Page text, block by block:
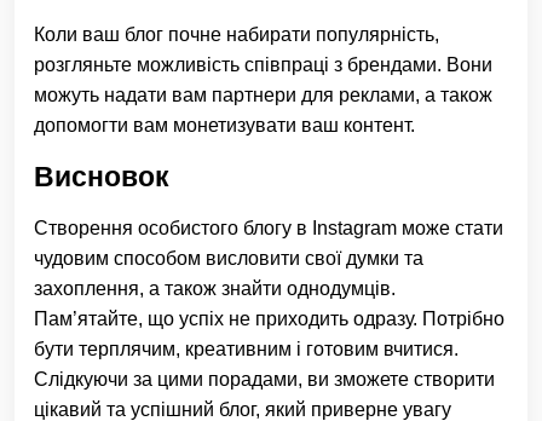
Коли ваш блог почне набирати популярність,
розгляньте можливість співпраці з брендами. Вони
можуть надати вам партнери для реклами, а також
допомогти вам монетизувати ваш контент.
Висновок
Створення особистого блогу в Instagram може стати
чудовим способом висловити свої думки та
захоплення, а також знайти однодумців.
Пам’ятайте, що успіх не приходить одразу. Потрібно
бути терплячим, креативним і готовим вчитися.
Слідкуючи за цими порадами, ви зможете створити
цікавий та успішний блог, який приверне увагу